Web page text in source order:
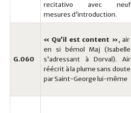
recitativo avec neuf
mesures d’introduction.
G.060
« Qu’il est content », air
en si bémol Maj (Isabelle
s’adressant à Dorval). Air
réécrit à la plume sans doute
par Saint-George lui-même